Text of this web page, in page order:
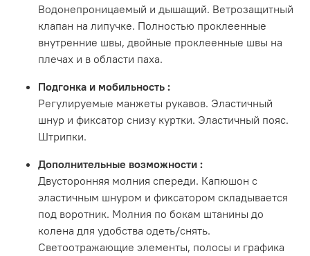
Водонепроницаемый и дышащий. Ветрозащитный
клапан на липучке. Полностью проклеенные
внутренние швы, двойные проклеенные швы на
плечах и в области паха.
Подгонка и мобильность :
Регулируемые манжеты рукавов. Эластичный
шнур и фиксатор снизу куртки. Эластичный пояс.
Штрипки.
Дополнительные возможности :
Двусторонняя молния спереди. Капюшон с
эластичным шнуром и фиксатором складывается
под воротник. Молния по бокам штанины до
колена для удобства одеть/снять.
Светоотражающие элементы, полосы и графика